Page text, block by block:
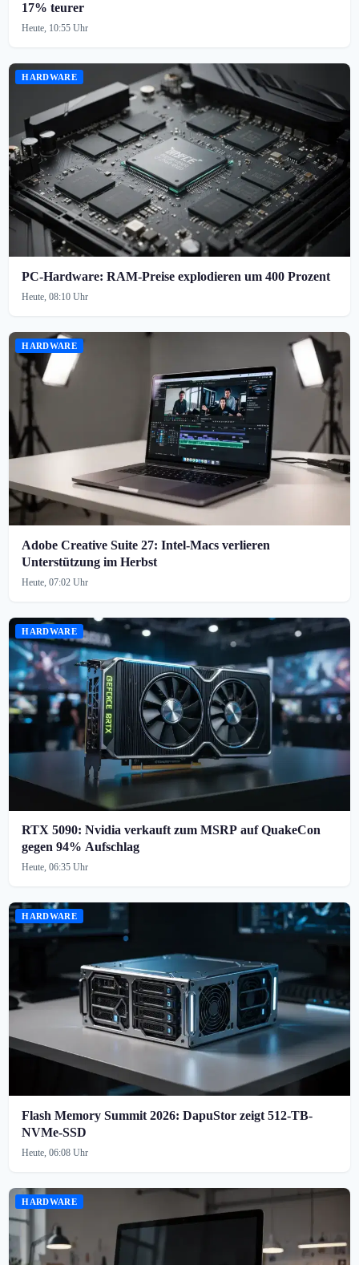
17% teurer
Heute, 10:55 Uhr
HARDWARE
PC-Hardware: RAM-Preise explodieren um 400 Prozent
Heute, 08:10 Uhr
HARDWARE
Adobe Creative Suite 27: Intel-Macs verlieren
Unterstützung im Herbst
Heute, 07:02 Uhr
HARDWARE
RTX 5090: Nvidia verkauft zum MSRP auf QuakeCon
gegen 94% Aufschlag
Heute, 06:35 Uhr
HARDWARE
Flash Memory Summit 2026: DapuStor zeigt 512-TB-
NVMe-SSD
Heute, 06:08 Uhr
HARDWARE